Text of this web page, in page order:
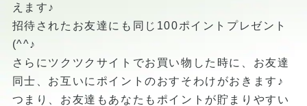
えます♪
招待されたお友達にも同じ100ポイントプレゼント
(^^♪
さらにツクツクサイトでお買い物した時に、お友達
同士、お互いにポイントのおすそわけがおきます♪
つまり、お友達もあなたもポイントが貯まりやすい